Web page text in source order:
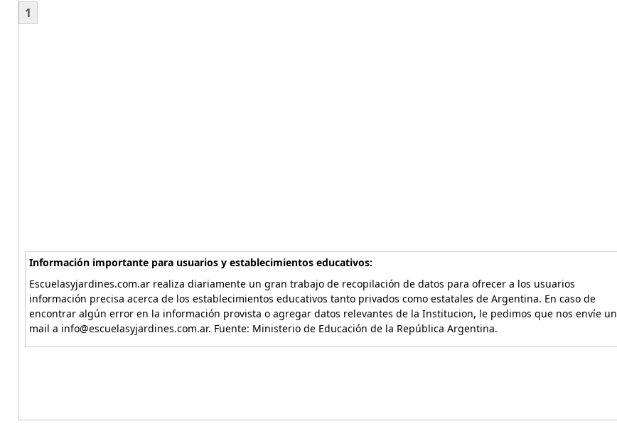
1
Información importante para usuarios y establecimientos educativos:
Escuelasyjardines.com.ar realiza diariamente un gran trabajo de recopilación de datos para ofrecer a los usuarios
información precisa acerca de los establecimientos educativos tanto privados como estatales de Argentina. En caso de
encontrar algún error en la información provista o agregar datos relevantes de la Institucion, le pedimos que nos envíe un
mail a info@escuelasyjardines.com.ar. Fuente: Ministerio de Educación de la República Argentina.